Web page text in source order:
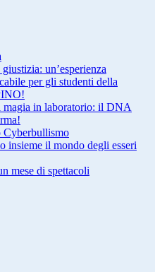
giustizia: un’esperienza
per gli studenti della
in laboratorio: il DNA
Cyberbullismo
insieme il mondo degli esseri
mese di spettacoli